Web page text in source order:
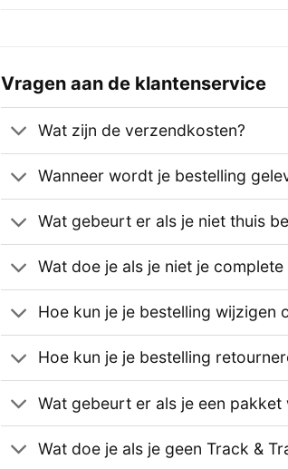
Vragen aan de klantenservice
Wat zijn de verzendkosten?
Wanneer wordt je bestelling
Wat gebeurt er als je niet thuis
Wat doe je als je niet je
Hoe kun je je bestelling wijzigen
Hoe kun je je bestelling
Wat gebeurt er als je een
Wat doe je als je geen Track &